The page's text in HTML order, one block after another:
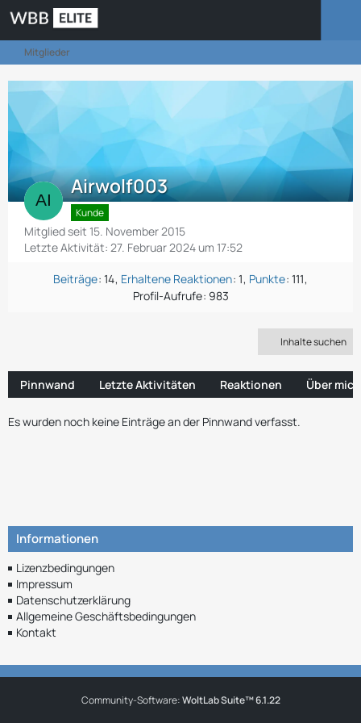
Mitglieder
Airwolf003
Kunde
Mitglied seit 15. November 2015
Letzte Aktivität: 27. Februar 2024 um 17:52
Beiträge 14 Erhaltene Reaktionen 1 Punkte 111
Profil-Aufrufe 983
Inhalte suchen
Pinnwand Letzte Aktivitäten Reaktionen Über mich
Es wurden noch keine Einträge an der Pinnwand verfasst.
Informationen
Lizenzbedingungen
Impressum
Datenschutzerklärung
Allgemeine Geschäftsbedingungen
Kontakt
Community-Software:WoltLab Suite™ 6.1.22